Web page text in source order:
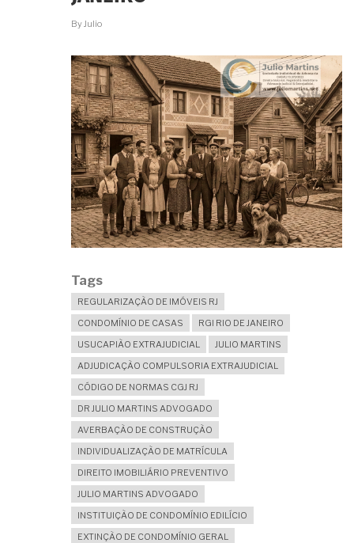
By Julio
Tags
REGULARIZAÇÃO DE IMÓVEIS RJ
CONDOMÍNIO DE CASAS
RGI RIO DE JANEIRO
USUCAPIÃO EXTRAJUDICIAL
JULIO MARTINS
ADJUDICAÇÃO COMPULSORIA EXTRAJUDICIAL
CÓDIGO DE NORMAS CGJ RJ
DR JULIO MARTINS ADVOGADO
AVERBAÇÃO DE CONSTRUÇÃO
INDIVIDUALIZAÇÃO DE MATRÍCULA
DIREITO IMOBILIÁRIO PREVENTIVO
JULIO MARTINS ADVOGADO
INSTITUIÇÃO DE CONDOMÍNIO EDILÍCIO
EXTINÇÃO DE CONDOMÍNIO GERAL